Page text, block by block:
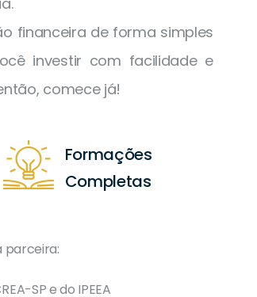
financeira de forma simples
investir com facilidade e
comece já!
Formações
Completas
parceira: